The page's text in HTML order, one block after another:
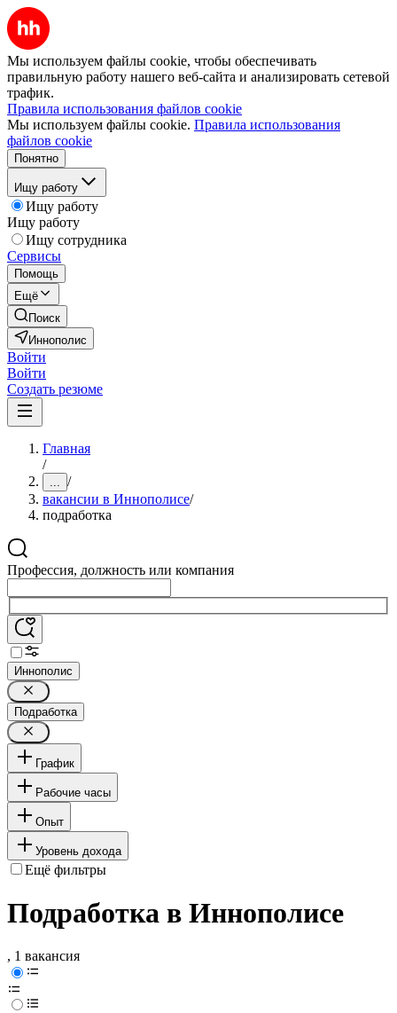
Мы используем файлы cookie, чтобы обеспечивать
правильную работу нашего веб-сайта и анализировать сетевой
трафик.
Правила использования файлов cookie
Мы используем файлы cookie. Правила использования
файлов cookie
Понятно
Ищу работу
Ищу работу
Ищу работу
Ищу сотрудника
Сервисы
Помощь
Ещё
Поиск
Иннополис
Войти
Войти
Создать резюме
Главная
/
... /
вакансии в Иннополисе/
подработка
Профессия, должность или компания
Иннополис
Подработка
График
Рабочие часы
Опыт
Уровень дохода
Ещё фильтры
Подработка в Иннополисе
, 1 вакансия